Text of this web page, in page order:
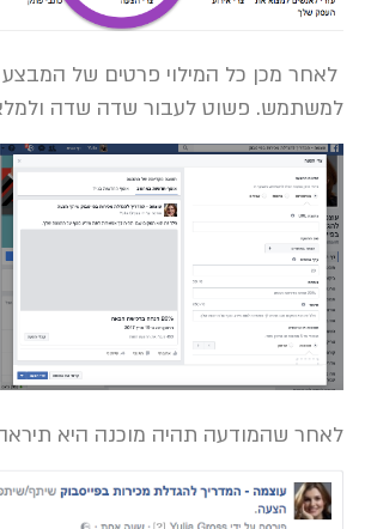
לאחר מכן כל המילוי פרטים של המבצע
למשתמש. פשוט לעבור שדה שדה
לאחר שהמודעה תהיה מוכנה היא